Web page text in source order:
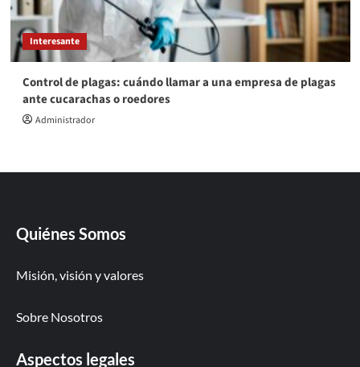
Interesante
Control de plagas: cuándo llamar a una empresa de plagas
ante cucarachas o roedores
Administrador
Quiénes Somos
Misión, visión y valores
Sobre Nosotros
Aspectos legales